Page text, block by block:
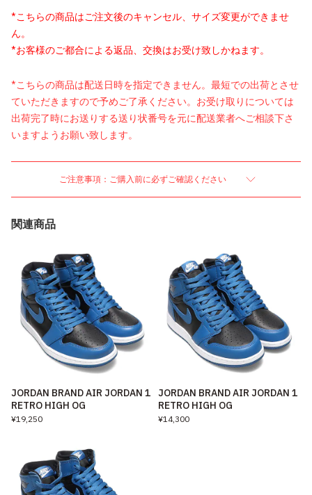
*こちらの商品はご注文後のキャンセル、サイズ変更ができませ
ん。
*お客様のご都合による返品、交換はお受け致しかねます。
*こちらの商品は配送日時を指定できません。最短での出荷とさせ
ていただきますので予めご了承ください。お受け取りについては
出荷完了時にお送りする送り状番号を元に配送業者へご相談下さ
いますようお願い致します。
ご注意事項：ご購入前に必ずご確認ください
関連商品
JORDAN BRAND AIR JORDAN 1
RETRO HIGH OG
¥19,250
JORDAN BRAND AIR JORDAN 1
RETRO HIGH OG
¥14,300